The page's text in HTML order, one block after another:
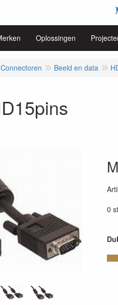
Oplossingen
Beeld en data
0